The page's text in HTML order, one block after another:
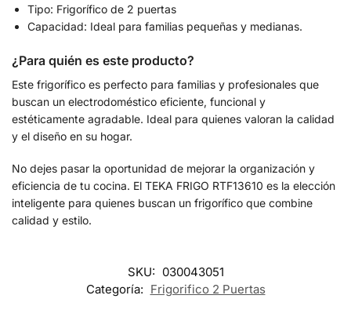
Tipo: Frigorífico de 2 puertas
Capacidad: Ideal para familias pequeñas y medianas.
¿Para quién es este producto?
Este frigorífico es perfecto para familias y profesionales que
buscan un electrodoméstico eficiente, funcional y
estéticamente agradable. Ideal para quienes valoran la calidad
y el diseño en su hogar.
No dejes pasar la oportunidad de mejorar la organización y
eficiencia de tu cocina. El TEKA FRIGO RTF13610 es la elección
inteligente para quienes buscan un frigorífico que combine
calidad y estilo.
SKU: 030043051
Categoría: Frigorifico 2 Puertas